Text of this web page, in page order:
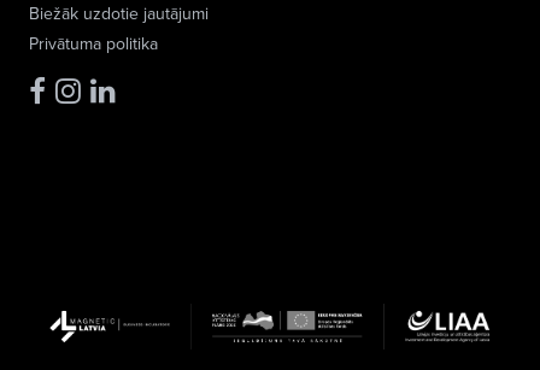
Biežāk uzdotie jautājumi
Privātuma politika